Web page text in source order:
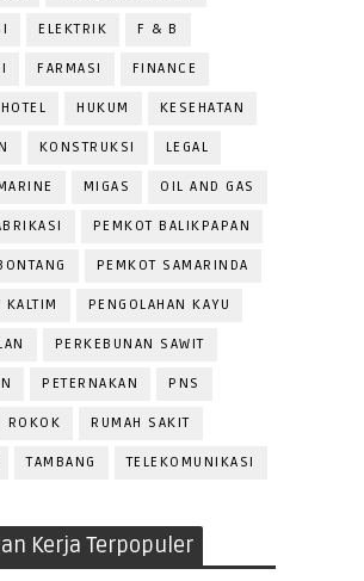
ELEKTRIK F & B
FARMASI FINANCE
HOTEL HUKUM KESEHATAN
KONSTRUKSI LEGAL
MIGAS OIL AND GAS
PEMKOT BALIKPAPAN
PEMKOT SAMARINDA
KALTIM PENGOLAHAN KAYU
PERKEBUNAN SAWIT
PETERNAKAN PNS
ROKOK RUMAH SAKIT
TAMBANG TELEKOMUNIKASI
Kerja Terpopuler